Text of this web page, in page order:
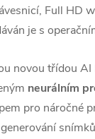
Full HD
je s
novou třídou
neurálním
pro náročné